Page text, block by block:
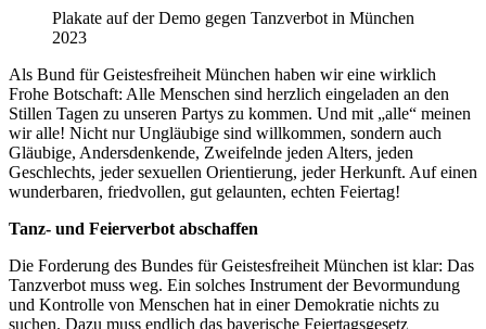
Plakate auf der Demo gegen Tanzverbot in München
2023
Als Bund für Geistesfreiheit München haben wir eine wirklich
Frohe Botschaft: Alle Menschen sind herzlich eingeladen an den
Stillen Tagen zu unseren Partys zu kommen. Und mit „alle“ meinen
wir alle! Nicht nur Ungläubige sind willkommen, sondern auch
Gläubige, Andersdenkende, Zweifelnde jeden Alters, jeden
Geschlechts, jeder sexuellen Orientierung, jeder Herkunft. Auf einen
wunderbaren, friedvollen, gut gelaunten, echten Feiertag!
Tanz- und Feierverbot abschaffen
Die Forderung des Bundes für Geistesfreiheit München ist klar: Das
Tanzverbot muss weg. Ein solches Instrument der Bevormundung
und Kontrolle von Menschen hat in einer Demokratie nichts zu
suchen. Dazu muss endlich das bayerische Feiertagsgesetz